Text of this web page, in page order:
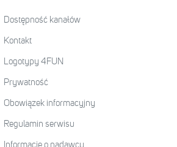
Dostępność kanałów
Kontakt
Logotypy 4FUN
Prywatność
Obowiązek informacyjny
Regulamin serwisu
Informacje o nadawcy